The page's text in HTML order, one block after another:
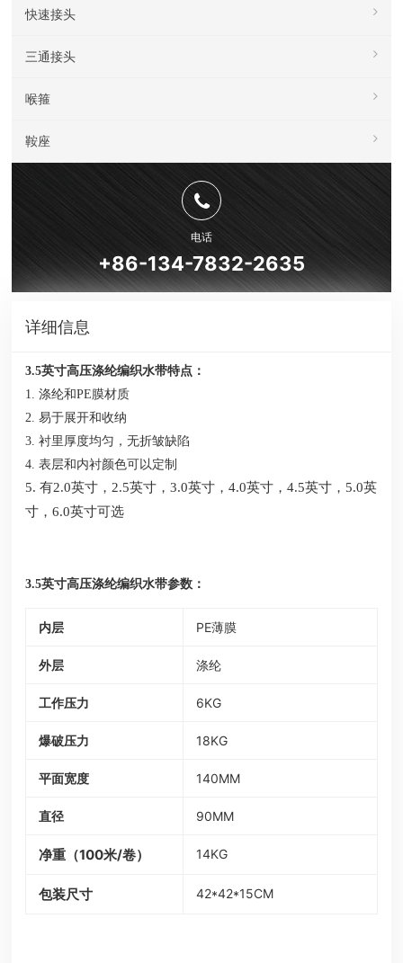
快速接头
三通接头
喉箍
鞍座
电话
+86-134-7832-2635
详细信息
3.5英寸高压涤纶编织水带特点：
1. 涤纶和PE膜材质
2. 易于展开和收纳
3. 衬里厚度均匀，无折皱缺陷
4. 表层和内衬颜色可以定制
5. 有2.0英寸，2.5英寸，3.0英寸，4.0英寸，4.5英寸， 5.0英
寸，6.0英寸可选
3.5英寸高压涤纶编织水带参数：
内层 PE薄膜
外层 涤纶
工作压力 6KG
爆破压力 18KG
平面宽度 140MM
直径 90MM
净重（100米/卷） 14KG
包装尺寸 42*42*15CM